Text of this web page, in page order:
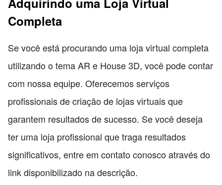
Completa
Se você está procurando uma loja virtual completa
utilizando o tema AR e House 3D, você pode contar
com nossa equipe. Oferecemos serviços
profissionais de criação de lojas virtuais que
garantem resultados de sucesso. Se você deseja
ter uma loja profissional que traga resultados
significativos, entre em contato conosco através do
link disponibilizado na descrição.